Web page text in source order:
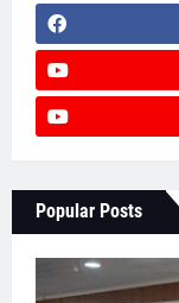
Popular Posts